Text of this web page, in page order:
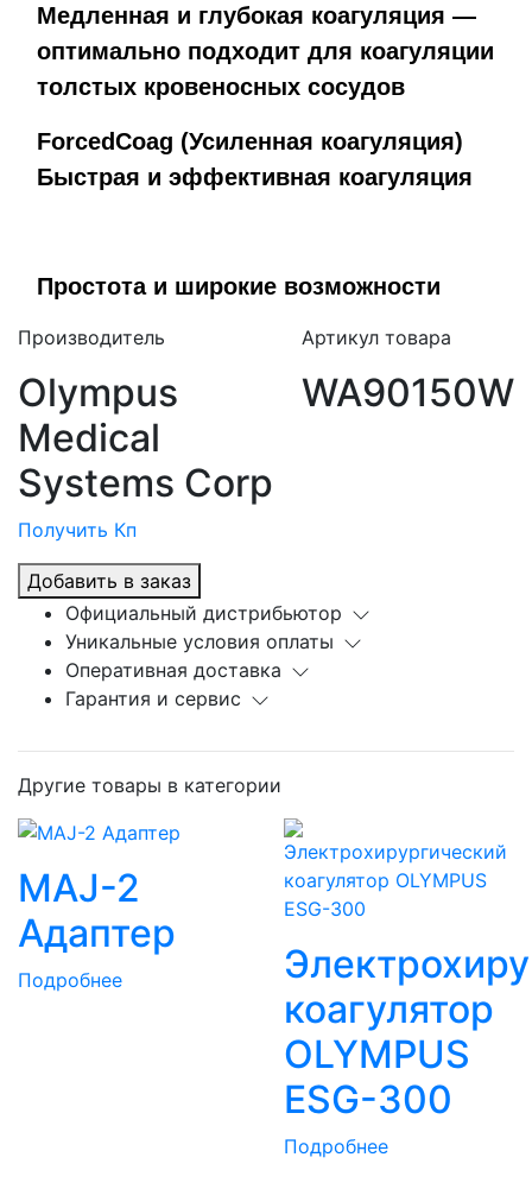
Медленная и глубокая коагуляция —
оптимально подходит для коагуляции
толстых кровеносных сосудов
ForcedCoag (Усиленная коагуляция)
Быстрая и эффективная коагуляция
Простота и широкие возможности
Производитель
Olympus
Medical
Systems Corp
Артикул товара
WA90150W
Получить Кп
Добавить в заказ
Официальный дистрибьютор
Уникальные условия оплаты
Оперативная доставка
Гарантия и сервис
Другие товары в категории
MAJ-2
Адаптер
Подробнее
коагулятор
OLYMPUS
ESG-300
Подробнее